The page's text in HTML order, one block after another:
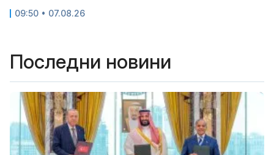
09:50 • 07.08.26
Последни новини